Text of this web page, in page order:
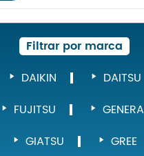
Filtrar por marca
DAIKIN
DAITSU
FUJITSU
GIATSU
GREE